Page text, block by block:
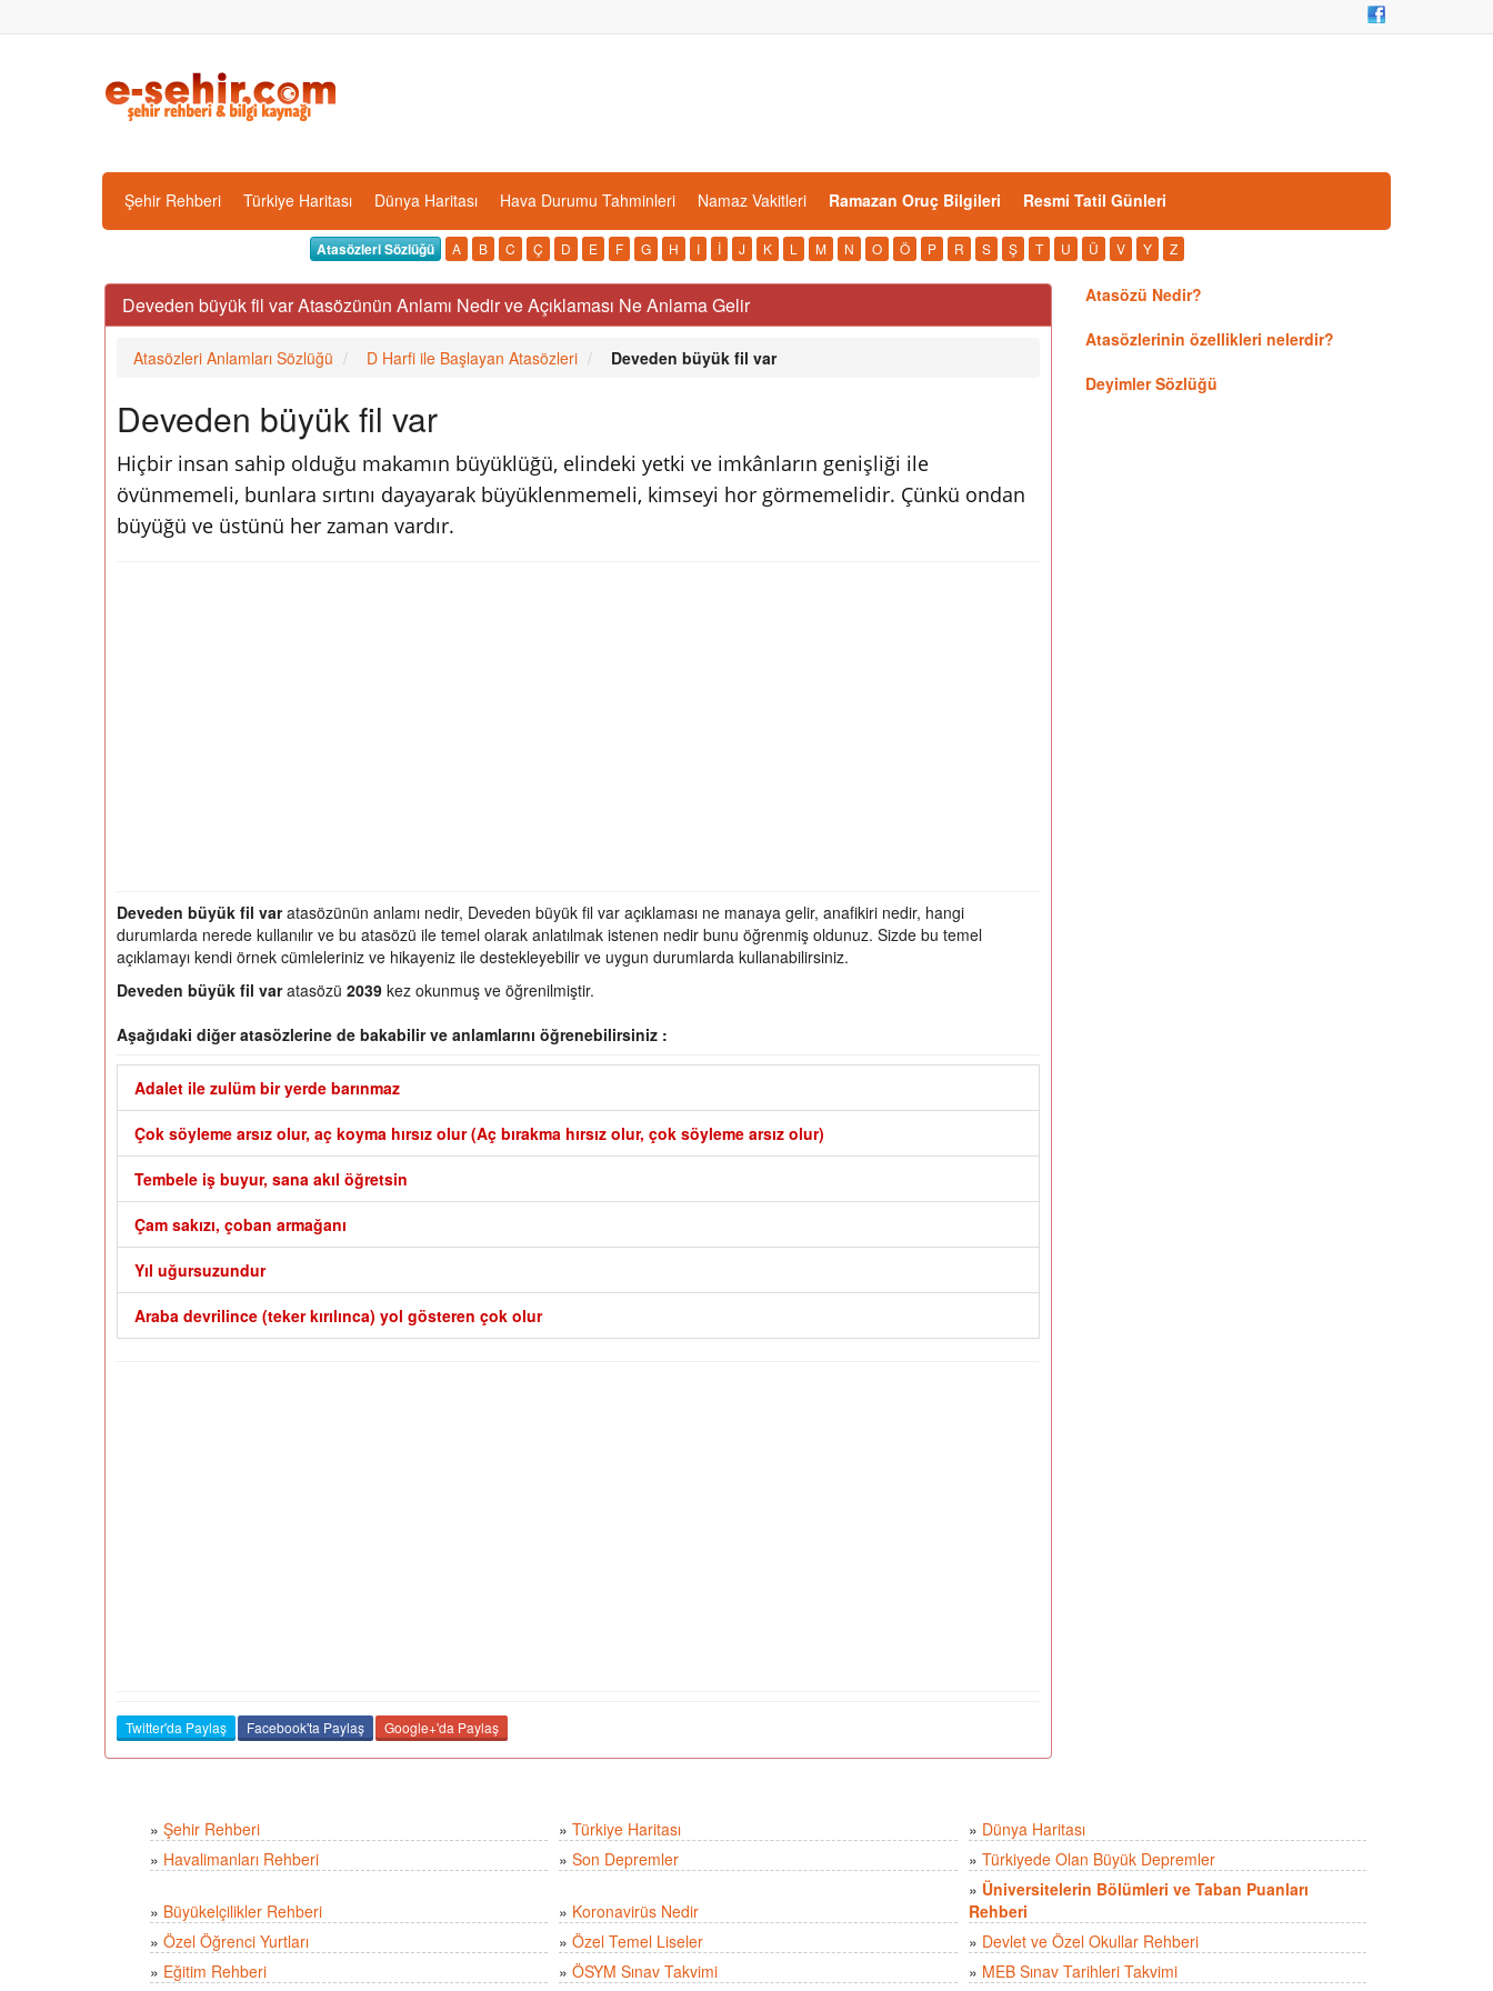
Şehir Rehberi Türkiye Haritası Dünya Haritası Hava Durumu Tahminleri Namaz Vakitleri Ramazan Oruç Bilgileri Resmi Tatil Günleri
Atasözleri Sözlüğü A B C Ç D E F G H I İ J K L M N O Ö P R S Ş T U Ü V Y Z
Deveden büyük fil var Atasözünün Anlamı Nedir ve Açıklaması Ne Anlama Gelir
Atasözleri Anlamları Sözlüğü D Harfi ile Başlayan Atasözleri Deveden büyük fil var
Deveden büyük fil var
Hiçbir insan sahip olduğu makamın büyüklüğü, elindeki yetki ve imkânların genişliği ile
övünmemeli, bunlara sırtını dayayarak büyüklenmemeli, kimseyi hor görmemelidir. Çünkü ondan
büyüğü ve üstünü her zaman vardır.
Deveden büyük fil varatasözünün anlamı nedir, Deveden büyük fil var açıklaması ne manaya gelir, anafikiri nedir, hangi
durumlarda nerede kullanılır ve bu atasözü ile temel olarak anlatılmak istenen nedir bunu öğrenmiş oldunuz. Sizde bu temel
açıklamayı kendi örnek cümleleriniz ve hikayeniz ile destekleyebilir ve uygun durumlarda kullanabilirsiniz.
Deveden büyük fil varatasözü 2039 kez okunmuş ve öğrenilmiştir.
Aşağıdaki diğer atasözlerine de bakabilir ve anlamlarını öğrenebilirsiniz :
Adalet ile zulüm bir yerde barınmaz
Çok söyleme arsız olur, aç koyma hırsız olur (Aç bırakma hırsız olur, çok söyleme arsız olur)
Tembele iş buyur, sana akıl öğretsin
Çam sakızı, çoban armağanı
Yıl uğursuzundur
Araba devrilince (teker kırılınca) yol gösteren çok olur
Twitter'da Paylaş Facebook'ta Paylaş Google+'da Paylaş
Atasözü Nedir?
Atasözlerinin özellikleri nelerdir?
Deyimler Sözlüğü
» Şehir Rehberi » Türkiye Haritası » Dünya Haritası
» Havalimanları Rehberi » Son Depremler » Türkiyede Olan Büyük Depremler
» Büyükelçilikler Rehberi » Koronavirüs Nedir
» Üniversitelerin Bölümleri ve Taban Puanları
Rehberi
» Özel Öğrenci Yurtları » Özel Temel Liseler » Devlet ve Özel Okullar Rehberi
» Eğitim Rehberi » ÖSYM Sınav Takvimi » MEB Sınav Tarihleri Takvimi